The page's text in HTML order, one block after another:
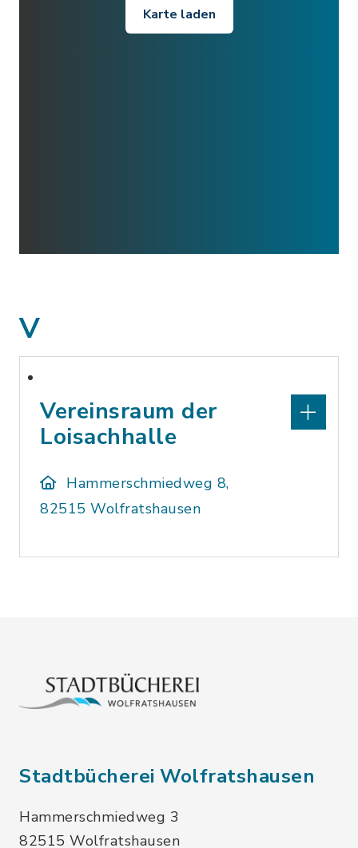
Karte laden
V
Vereinsraum der
Loisachhalle
Hammerschmiedweg 8,
82515 Wolfratshausen
Stadtbücherei Wolfratshausen
Hammerschmiedweg 3
82515 Wolfratshausen